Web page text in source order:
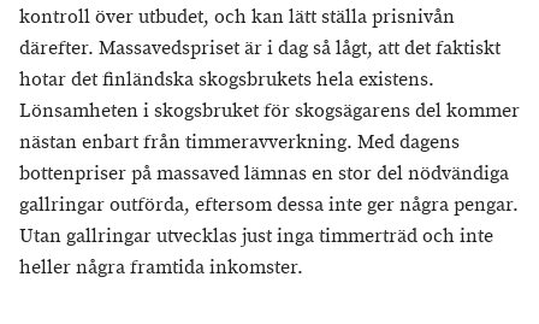
kontroll över utbudet, och kan lätt ställa prisnivån
därefter. Massavedspriset är i dag så lågt, att det faktiskt
hotar det finländska skogsbrukets hela existens.
Lönsamheten i skogsbruket för skogsägarens del kommer
nästan enbart från timmeravverkning. Med dagens
bottenpriser på massaved lämnas en stor del nödvändiga
gallringar outförda, eftersom dessa inte ger några pengar.
Utan gallringar utvecklas just inga timmerträd och inte
heller några framtida inkomster.